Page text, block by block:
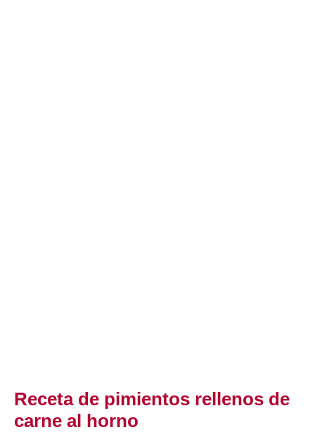
Receta de pimientos rellenos de
carne al horno